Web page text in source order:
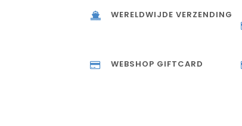
WERELDWIJDE VERZENDING
WEBSHOP GIFTCARD